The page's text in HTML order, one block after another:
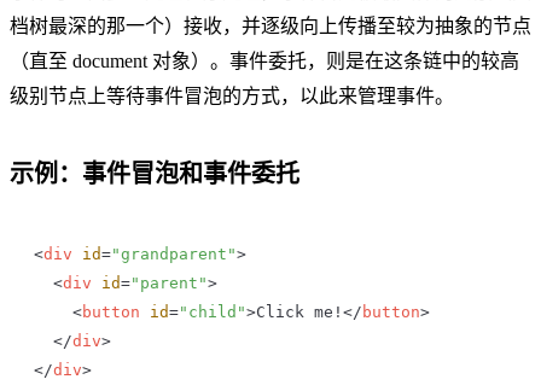
档树最深的那一个）接收，并逐级向上传播至较为抽象的节点
（直至 document 对象）。事件委托，则是在这条链中的较高
级别节点上等待事件冒泡的方式，以此来管理事件。
示例：事件冒泡和事件委托
<div id="grandparent">
  <
div id="parent">
    <
button id="child">Click me!</ button>
  </
div>
</div>